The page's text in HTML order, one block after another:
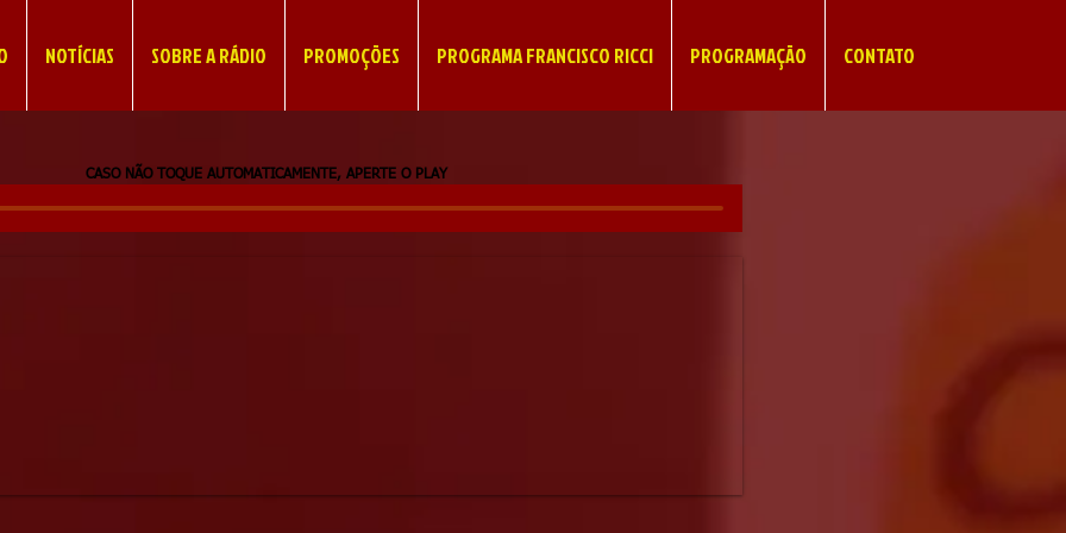
NOTÍCIAS SOBRE A RÁDIO PROMOÇÕES PROGRAMA FRANCISCO RICCI PROGRAMAÇÃO CONTATO
CASO NÃO TOQUE AUTOMATICAMENTE, APERTE O PLAY